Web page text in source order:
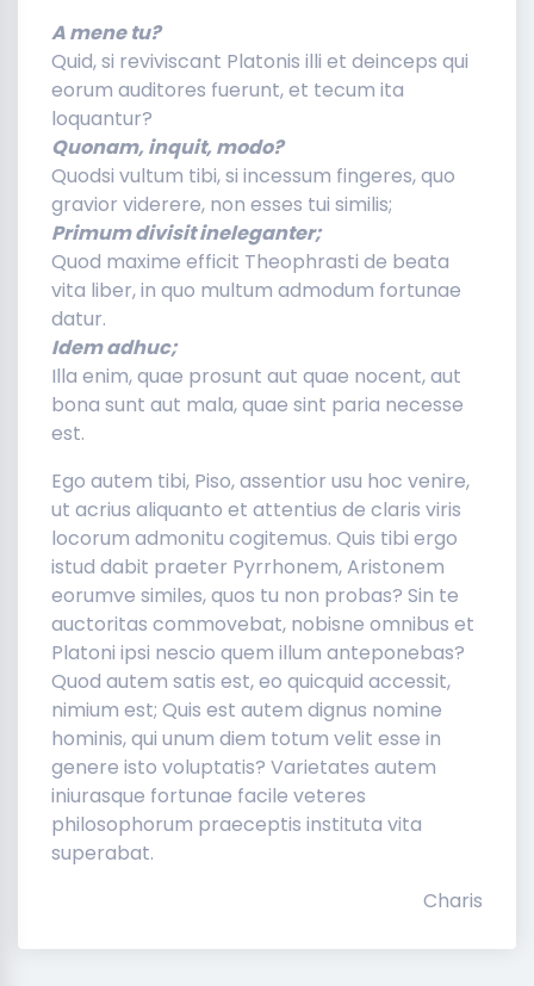
A mene tu?
Quid, si reviviscant Platonis illi et deinceps qui
eorum auditores fuerunt, et tecum ita
loquantur?
Quonam, inquit, modo?
Quodsi vultum tibi, si incessum fingeres, quo
gravior viderere, non esses tui similis;
Primum divisit ineleganter;
Quod maxime efficit Theophrasti de beata
vita liber, in quo multum admodum fortunae
datur.
Idem adhuc;
Illa enim, quae prosunt aut quae nocent, aut
bona sunt aut mala, quae sint paria necesse
est.
Ego autem tibi, Piso, assentior usu hoc venire,
ut acrius aliquanto et attentius de claris viris
locorum admonitu cogitemus. Quis tibi ergo
istud dabit praeter Pyrrhonem, Aristonem
eorumve similes, quos tu non probas? Sin te
auctoritas commovebat, nobisne omnibus et
Platoni ipsi nescio quem illum anteponebas?
Quod autem satis est, eo quicquid accessit,
nimium est; Quis est autem dignus nomine
hominis, qui unum diem totum velit esse in
genere isto voluptatis? Varietates autem
iniurasque fortunae facile veteres
philosophorum praeceptis instituta vita
superabat.
Charis